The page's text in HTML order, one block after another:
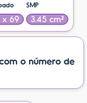
x 69
SMP
3.45 cm²
o número de